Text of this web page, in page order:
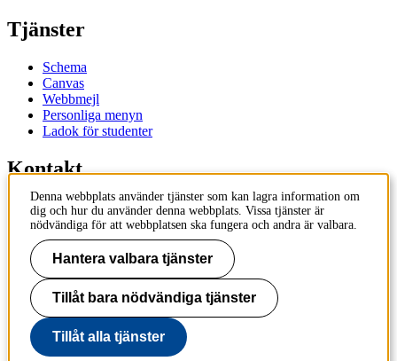
Tjänster
Schema
Canvas
Webbmejl
Personliga menyn
Ladok för studenter
Kontakt
Kontakta utbildningsprogram
Kontakta kurs
IT-support
KTH Entré
KTH
100 44 Stockholm
+46 8 790 60 00
info@kth.se
Denna webbplats använder tjänster som kan lagra information om
dig och hur du använder denna webbplats. Vissa tjänster är
nödvändiga för att webbplatsen ska fungera och andra är valbara.
Hantera valbara tjänster
Tillåt bara nödvändiga tjänster
Tillåt alla tjänster